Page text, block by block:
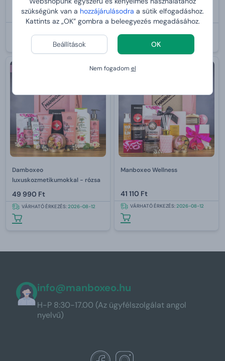
szükségünk van a hozzájárulásodra a sütik elfogadáshoz.
Kattints az „OK” gombra a beleegyezés megadásához.
Beállítások OK
Nem fogadom el
41 686 Ft-tól
2026-08-12
49 990 Ft
39 990 Ft
Damboxeo
luxuskozmetikumokkal - rózsa
49 990 Ft
VÁRHATÓ ÉRKEZÉS:2026-08-12
Nőnek
Manboxeo Wellness
41 110 Ft
VÁRHATÓ ÉRKEZÉS:2026-08-12
info@manboxeo.hu
H-P 8:30-17.00 (Az ügyfélszolgálat angol
nyelvű)